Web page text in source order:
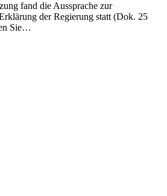
fand die Aussprache zur
der Regierung statt (Dok. 25
Sie…